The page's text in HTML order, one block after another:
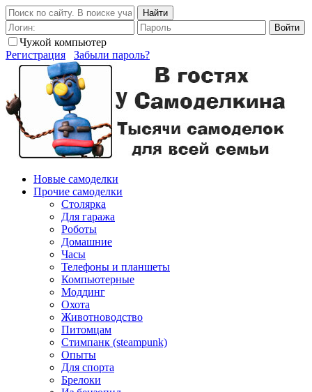
Найти
Войти
Чужой компьютер
Регистрация
Забыли пароль?
Новые самоделки
Прочие самоделки
Столярка
Для гаража
Роботы
Домашние
Часы
Телефоны и планшеты
Компьютерные
Моддинг
Охота
Животноводство
Питомцам
Стимпанк (steampunk)
Опыты
Для спорта
Брелоки